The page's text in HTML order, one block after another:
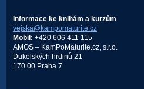
Informace ke knihám a kurzům
vejska@kampomaturite.cz
Mobil: +420 606 411 115
AMOS – KamPoMaturite.cz, s.r.o.
Dukelských hrdinů 21
170 00 Praha 7